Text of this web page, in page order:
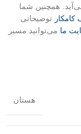
همچنین شما
توضیحاتی
ما می‌توانید مسیر
هستان